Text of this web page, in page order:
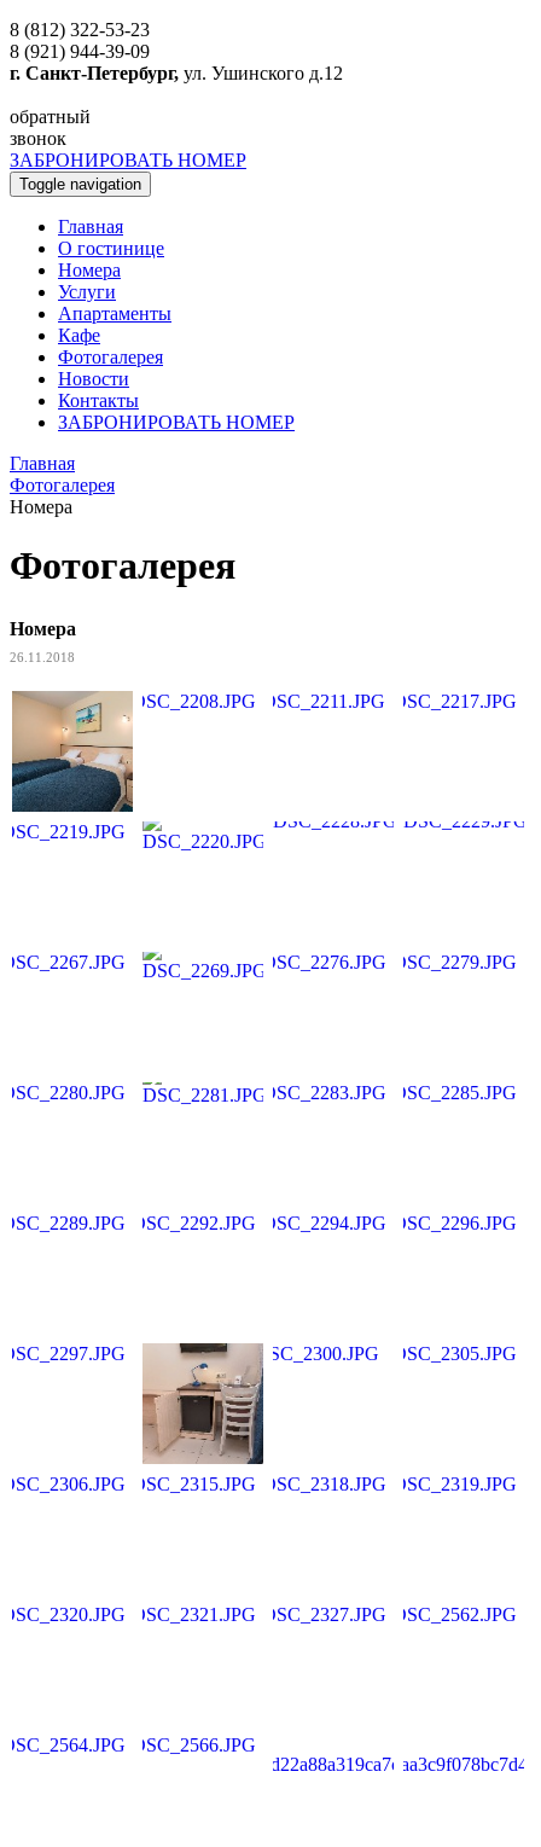
8 (812) 322-53-23
8 (921) 944-39-09
г. Санкт-Петербург, ул. Ушинского д.12
обратный
звонок
ЗАБРОНИРОВАТЬ НОМЕР
Toggle navigation
Главная
O гостинице
Номера
Услуги
Апартаменты
Кафе
Фотогалерея
Новости
Контакты
ЗАБРОНИРОВАТЬ НОМЕР
Главная
Фотогалерея
Номера
Фотогалерея
Номера
26.11.2018